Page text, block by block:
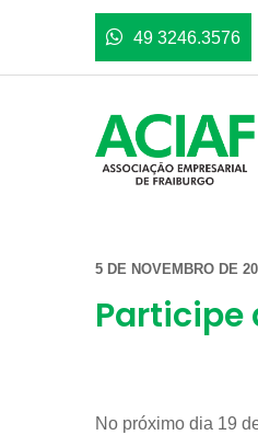
49 3246.3576
5 DE NOVEMBRO DE
Participe
No próximo dia 19